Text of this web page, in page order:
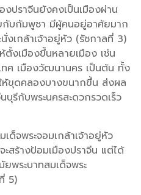
ปราจีนยังคงเป็นเมืองผ่าน
กับกัมพูชา มีผู้คนอยู่อาศัยมาก
งเกล้าเจ้าอยู่หัว (รัชกาลที่ 3)
ตั้งเมืองขึ้นหลายเมือง เช่น
ทศ เมืองวัฒนานคร เป็นต้น ทั้ง
ห้ขุดคลองบางขนากขึ้น ส่งผล
บุรีกับพระนครสะดวกรวดเร็ว
ด็จพระจอมเกล้าเจ้าอยู่หัว
สร้างป้อมเมืองปราจีน แต่ได้
ยพระบาทสมเด็จพระ
5)